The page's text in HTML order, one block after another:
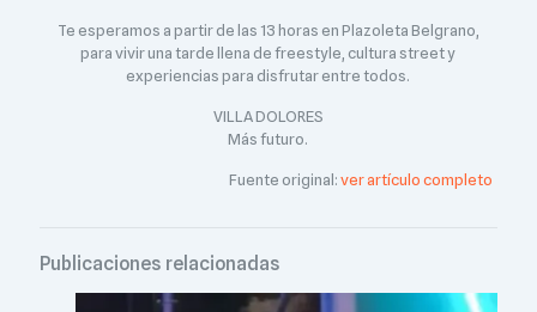
Te esperamos a partir de las 13 horas en Plazoleta Belgrano,
para vivir una tarde llena de freestyle, cultura street y
experiencias para disfrutar entre todos.
VILLA DOLORES
Más futuro.
Fuente original:ver artículo completo
Publicaciones relacionadas